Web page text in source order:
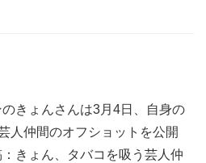
きょんさんは3月4日、自身の
人仲間のオフショットを公開
きょん、タバコを吸う芸人仲